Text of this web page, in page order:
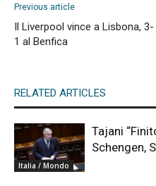
Previous article
Il Liverpool vince a Lisbona, 3-
1 al Benfica
RELATED ARTICLES
Italia / Mondo
Tajani
Schengen,